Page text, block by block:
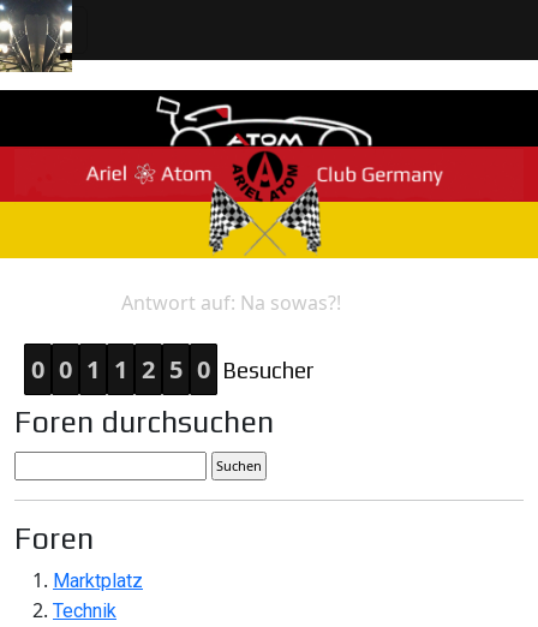
Antwort auf: Na sowas?!
0 0 1 1 2 5 0 Besucher
Foren durchsuchen
Foren
Marktplatz
Technik